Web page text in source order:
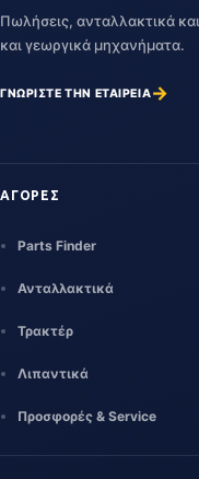
Πωλήσεις, ανταλλακτικά
και γεωργικά μηχανήματα.
ΓΝΩΡΙΣΤΕ ΤΗΝ ΕΤΑΙΡΕΙΑ→
ΑΓΟΡΕΣ
Parts Finder
Ανταλλακτικά
Τρακτέρ
Λιπαντικά
Προσφορές & Service